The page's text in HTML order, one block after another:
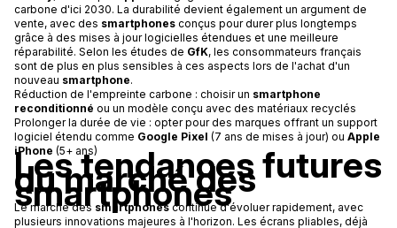
carbone d'ici 2030. La durabilité devient également un argument de
vente, avec des smartphones conçus pour durer plus longtemps
grâce à des mises à jour logicielles étendues et une meilleure
réparabilité. Selon les études de GfK, les consommateurs français
sont de plus en plus sensibles à ces aspects lors de l'achat d'un
nouveau smartphone.
Réduction de l'empreinte carbone : choisir un smartphone
reconditionné ou un modèle conçu avec des matériaux recyclés
Prolonger la durée de vie : opter pour des marques offrant un support
logiciel étendu comme Google Pixel (7 ans de mises à jour) ou Apple
iPhone (5+ ans)
Les tendances futures
du marché des
smartphones
Le marché des smartphonescontinue d'évoluer rapidement, avec
plusieurs innovations majeures à l'horizon. Les écrans pliables, déjà